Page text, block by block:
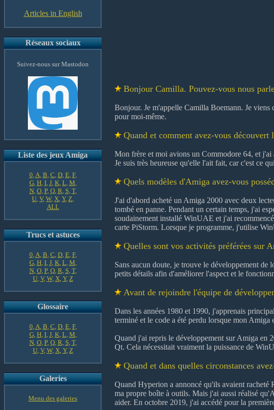
Articles in English
Réseaux sociaux
Suivez-nous sur Mastodon
Liste des jeux Amiga
0,A, B, C, D, E, F,
G, H, I, J, K, L, M,
N, O, P, Q, R, S, T,
U, V, W, X, Y, Z,
ALL
Trucs et astuces
0,A, B, C, D, E, F,
G, H, I, J, K, L, M,
N, O, P, Q, R, S, T,
U, V, W, X, Y, Z
Glossaire
0,A, B, C, D, E, F,
G, H, I, J, K, L, M,
N, O, P, Q, R, S, T,
U, V, W, X, Y, Z
Galeries
Menu des galeries
Bonjour Camilla. Pouvez-vous nous
Bonjour. Je m'appelle Camilla Boemann. Je
pour moi-même.
Quand et comment avez-vous découvert
Mon frère et moi avions un Commodore 64, et
Je suis très heureuse qu'elle l'ait fait, car c'est ce
Quels modèles d'Amiga avez-vous
J'ai d'abord acheté un Amiga 2000 avec deux
tombé en panne. Pendant un certain temps, j'ai
soudainement installé WinUAE et j'ai
carte PiStorm. Lorsque je programme, j'utilise
Quelles sont vos activités préférées sur
Sans aucun doute, je trouve le développement
petits détails afin d'améliorer l'aspect et le
Avant de rejoindre l'équipe de
Dans les années 1980 et 1990, j'apprenais
terminé et le code a été perdu lorsque mon Amiga
Quand j'ai repris le développement sur Amiga en
Qt. Cela nécessitait vraiment la puissance de
Quand et dans quelles circonstances
Quand Hyperion a annoncé qu'ils avaient
ma propre boîte à outils. Mais j'ai aussi réalisé
aider. En octobre 2019, j'ai accédé pour la